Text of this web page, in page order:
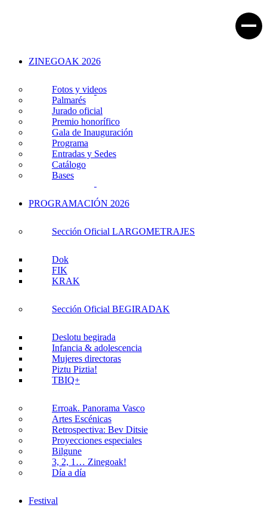
ZINEGOAK 2026
Fotos y videos
Palmarés
Jurado oficial
Premio honorífico
Gala de Inauguración
Programa
Entradas y Sedes
Catálogo
Bases
PROGRAMACIÓN 2026
Sección Oficial LARGOMETRAJES
Dok
FIK
KRAK
Sección Oficial BEGIRADAK
Deslotu begirada
Infancia & adolescencia
Mujeres directoras
Piztu Piztia!
TBIQ+
Erroak. Panorama Vasco
Artes Escénicas
Retrospectiva: Bev Ditsie
Proyecciones especiales
Bilgune
3, 2, 1… Zinegoak!
Día a día
Festival